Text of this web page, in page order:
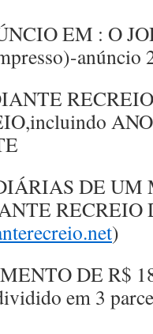
EM : O
anúncio
DE UM
RECREIO
)
DE R$
em 3